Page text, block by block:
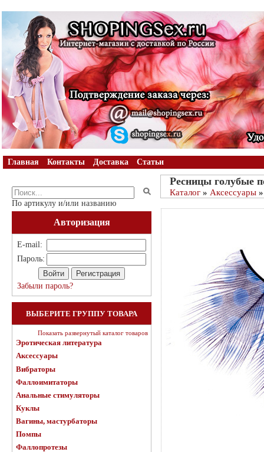
Главная Контакты Доставка Статьи
По артикулу и/или названию
Авторизация
E-mail:
Пароль:
Забыли пароль?
ВЫБЕРИТЕ ГРУППУ ТОВАРА
Показать развернутый каталог товаров
Эротическая литература
Аксессуары
Вибраторы
Фаллоимитаторы
Анальные стимуляторы
Куклы
Вагины, мастурбаторы
Помпы
Фаллопротезы
Ресницы голубые
Каталог » Аксессуары »